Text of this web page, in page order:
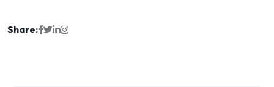
Share: